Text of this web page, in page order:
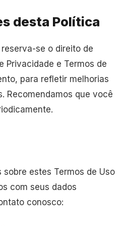
desta Política
se o direito de
Privacidade e Termos de
para refletir melhorias
Recomendamos que você
estes Termos de Uso
com seus dados
conosco: